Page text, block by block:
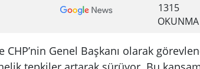
1315
OKUNMA
CHP’nin Genel Başkanı olarak